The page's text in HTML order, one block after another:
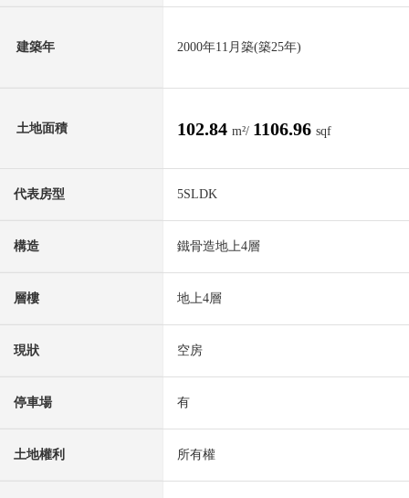
建築年 2000年11月築(築25年)
土地面積 102.84 m²/ 1106.96 sqf
代表房型 5SLDK
構造 鐵骨造地上4層
層樓 地上4層
現狀 空房
停車場 有
土地權利 所有權